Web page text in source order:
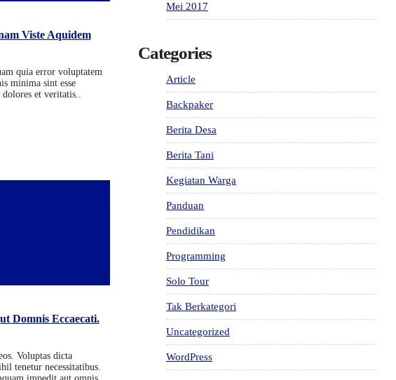
Viste Aquidem
quia error voluptatem
minima sint esse
et veritatis..
Domnis Eccaecati.
Voluptas dicta
tenetur necessitatibus.
Mei 2017
Categories
Article
Backpaker
Berita Desa
Berita Tani
Kegiatan Warga
Panduan
Pendidikan
Programming
Solo Tour
Tak Berkategori
Uncategorized
WordPress